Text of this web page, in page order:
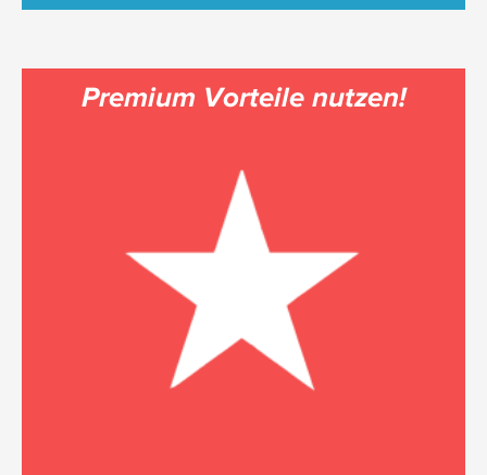
Premium Vorteile nutzen!